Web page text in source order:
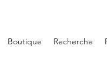
Boutique Recherche